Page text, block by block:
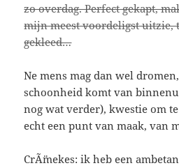
zo overdag. Perfect gekapt,
mijn meest voordeligst uitzie,
gekleed…
Ne mens mag dan wel
schoonheid komt van
nog wat verder), kwestie om
echt een punt van maak, van
CrÃ¨mekes: ik heb een